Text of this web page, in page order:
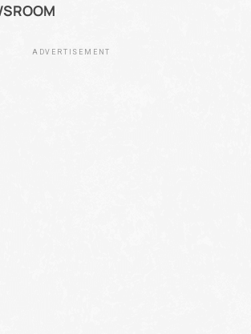
ADVERTISEMENT